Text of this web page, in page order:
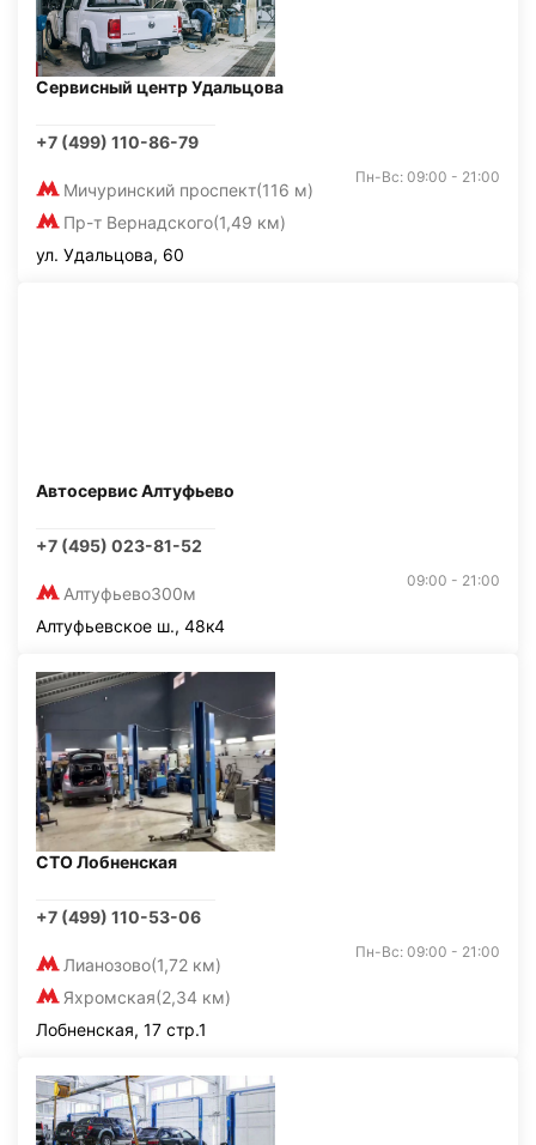
Сервисный центр Удальцова
+7 (499) 110-86-79
Мичуринский проспект(116 м)
Пр-т Вернадского(1,49 км)
Пн-Вс: 09:00 - 21:00
ул. Удальцова, 60
Автосервис Алтуфьево
+7 (495) 023-81-52
Алтуфьево300м
09:00 - 21:00
Алтуфьевское ш., 48к4
СТО Лобненская
+7 (499) 110-53-06
Лианозово(1,72 км)
Яхромская(2,34 км)
Пн-Вс: 09:00 - 21:00
Лобненская, 17 стр.1